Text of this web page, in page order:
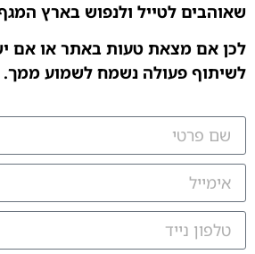
שאוהבים לטייל ולנפוש בארץ המגף
לכן אם מצאת טעות באתר או אם יש
לשיתוף פעולה נשמח לשמוע ממך.